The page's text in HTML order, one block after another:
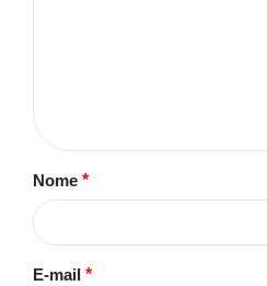
Nome *
E-mail *